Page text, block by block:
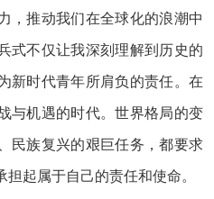
，推动我们在全球化的浪潮中
式不仅让我深刻理解到历史的
新时代青年所肩负的责任。在
与机遇的时代。世界格局的变
民族复兴的艰巨任务，都要求
起属于自己的责任和使命。